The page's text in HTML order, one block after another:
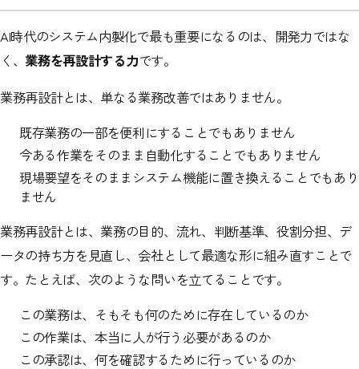
AI時代のシステム内製化で最も重要になるのは、開発力ではな
く、 業務を再設計する力です。
業務再設計とは、単なる業務改善ではありません。
既存業務の一部を便利にすることでもありません
今ある作業をそのまま自動化することでもありません
現場要望をそのままシステム機能に置き換えることでもあり
ません
業務再設計とは、業務の目的、流れ、判断基準、役割分担、デ
ータの持ち方を見直し、会社として最適な形に組み直すことで
す。たとえば、次のような問いを立てることです。
この業務は、そもそも何のために存在しているのか
この作業は、本当に人が行う必要があるのか
この承認は、何を確認するために行っているのか